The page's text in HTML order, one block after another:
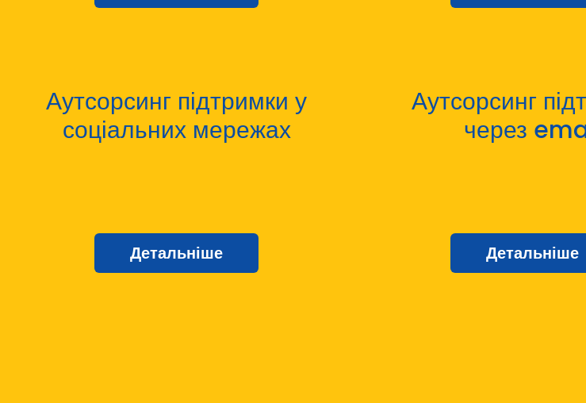
Аутсорсинг підтримки у
соціальних мережах
Детальніше
Аутсорсинг
через
Детальніше